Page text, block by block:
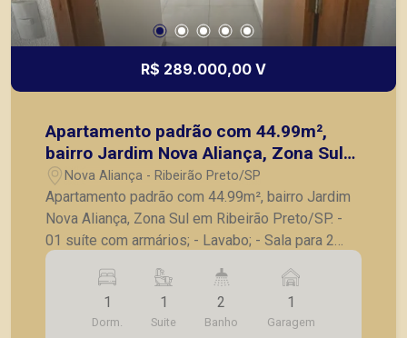
R$ 289.000,00 V
Apartamento padrão com 44.99m²,
bairro Jardim Nova Aliança, Zona Sul
em Ribeirão Preto/SP.
Nova Aliança - Ribeirão Preto/SP
Apartamento padrão com 44.99m², bairro Jardim
Nova Aliança, Zona Sul em Ribeirão Preto/SP. -
01 suíte com armários; - Lavabo; - Sala para 2
ambientes; - Varanda gourmet; - Cozinha com
armários planejados; - Lavanderia; - 01 vaga de
garagem. A Piramid tem como objetivo atender
seus clientes com agilidade e segurança, em
1
Dorm.
1
Suite
2
Banho
1
Garagem